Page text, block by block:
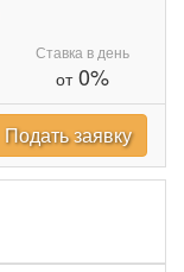
Ставка в день
от0%
Подать заявку